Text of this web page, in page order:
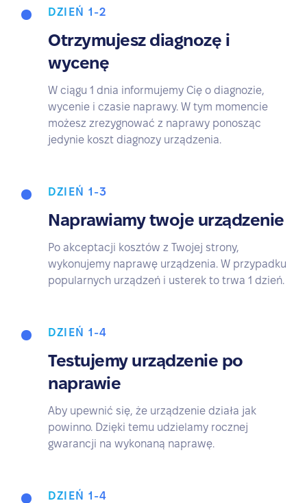
DZIEŃ 1-2
Otrzymujesz diagnozę i
wycenę
W ciągu 1 dnia informujemy Cię o diagnozie,
wycenie i czasie naprawy. W tym momencie
możesz zrezygnować z naprawy ponosząc
jedynie koszt diagnozy urządzenia.
DZIEŃ 1-3
Naprawiamy twoje urządzenie
Po akceptacji kosztów z Twojej strony,
wykonujemy naprawę urządzenia. W przypadku
popularnych urządzeń i usterek to trwa 1 dzień.
DZIEŃ 1-4
Testujemy urządzenie po
naprawie
Aby upewnić się, że urządzenie działa jak
powinno. Dzięki temu udzielamy rocznej
gwarancji na wykonaną naprawę.
DZIEŃ 1-4